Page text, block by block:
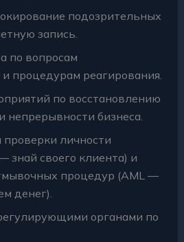
подозрительных
запись.
по вопросам
процедурам реагирования.
по восстановлению
непрерывности бизнеса.
личности
знай своего клиента) и
процедур (AML —
денег).
органами по